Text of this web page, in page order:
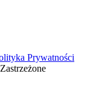
Prywatności